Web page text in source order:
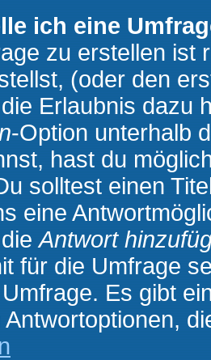
ich eine
zu erstellen ist
(oder den
Erlaubnis dazu
-Option unterhalb
hast du
solltest einen
eine
dieAntwort
für die Umfrage
Es gibt